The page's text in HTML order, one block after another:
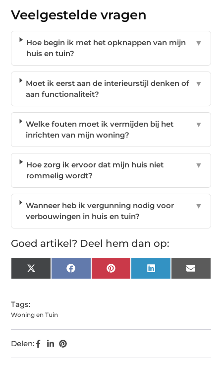
Veelgestelde vragen
Hoe begin ik met het opknappen van mijn
huis en tuin?
▼
Moet ik eerst aan de interieurstijl denken of
aan functionaliteit?
▼
Welke fouten moet ik vermijden bij het
inrichten van mijn woning?
▼
Hoe zorg ik ervoor dat mijn huis niet
rommelig wordt?
▼
Wanneer heb ik vergunning nodig voor
verbouwingen in huis en tuin?
▼
Goed artikel? Deel hem dan op:
X
(Twitter)
FacebookPinterest LinkedIn Email
Tags:
Woning en Tuin
Delen: